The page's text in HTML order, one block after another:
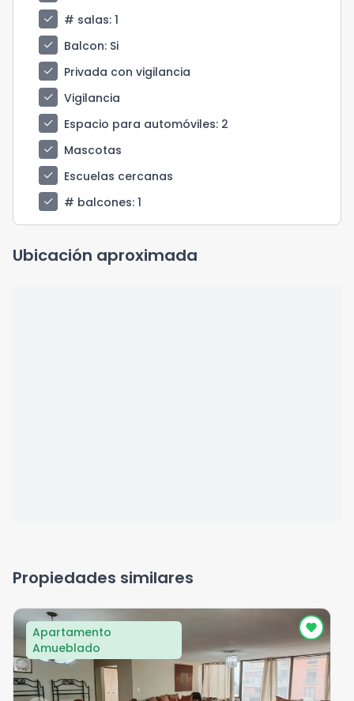
check
# salas: 1
check
Balcon: Si
check
Privada con vigilancia
check
Vigilancia
check
Espacio para automóviles: 2
check
Mascotas
check
Escuelas cercanas
check
# balcones: 1
Ubicación aproximada
Propiedades similares
Apartamento
Amueblado